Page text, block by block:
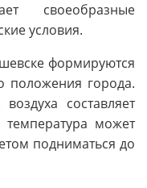
своеобразные
условия.
формируются
положения города.
составляет
может
подниматься до